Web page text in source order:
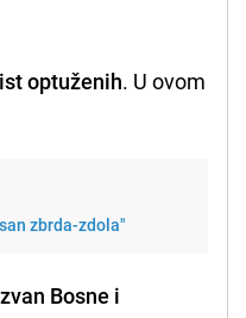
optuženih. U ovom
zbrda-zdola"
Bosne i